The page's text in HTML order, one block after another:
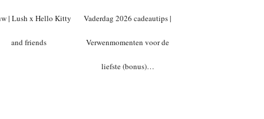
| Lush x Hello Kitty
and friends
Vaderdag 2026 cadeautips |
Verwenmomenten voor de
liefste (bonus)…